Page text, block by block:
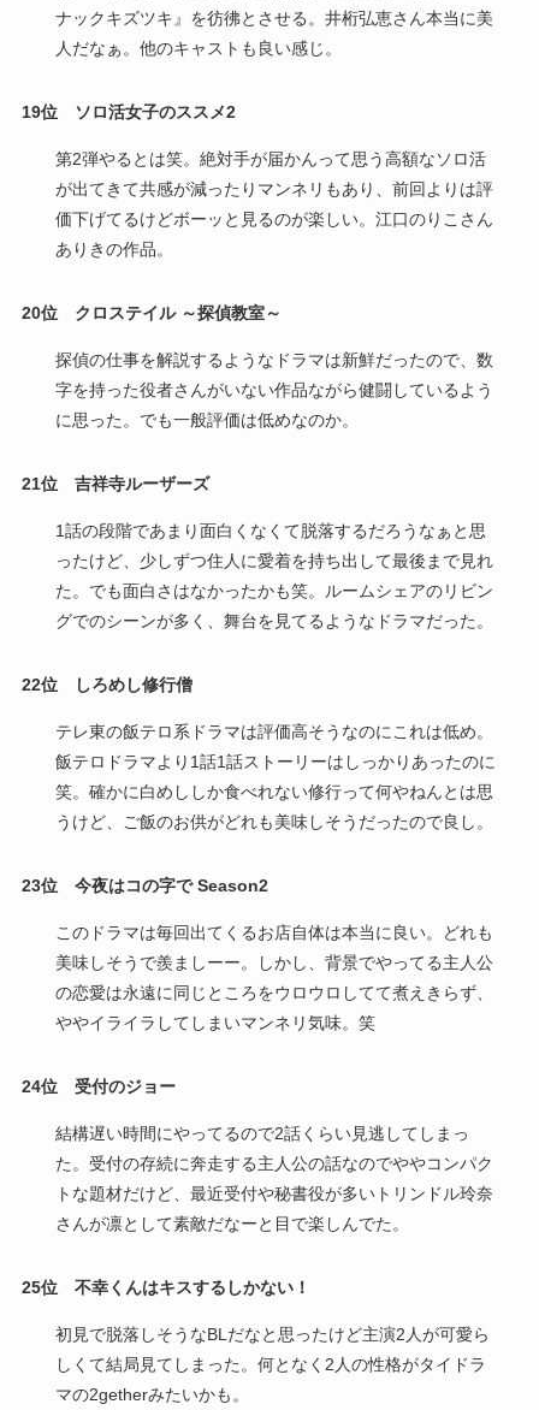
ナックキズツキ』を彷彿とさせる。井桁弘恵さん本当に美
人だなぁ。他のキャストも良い感じ。
19位 ソロ活女子のススメ2
第2弾やるとは笑。絶対手が届かんって思う高額なソロ活
が出てきて共感が減ったりマンネリもあり、前回よりは評
価下げてるけどボーッと見るのが楽しい。江口のりこさん
ありきの作品。
20位 クロステイル ～探偵教室～
探偵の仕事を解説するようなドラマは新鮮だったので、数
字を持った役者さんがいない作品ながら健闘しているよう
に思った。でも一般評価は低めなのか。
21位 吉祥寺ルーザーズ
1話の段階であまり面白くなくて脱落するだろうなぁと思
ったけど、少しずつ住人に愛着を持ち出して最後まで見れ
た。でも面白さはなかったかも笑。ルームシェアのリビン
グでのシーンが多く、舞台を見てるようなドラマだった。
22位 しろめし修行僧
テレ東の飯テロ系ドラマは評価高そうなのにこれは低め。
飯テロドラマより1話1話ストーリーはしっかりあったのに
笑。確かに白めししか食べれない修行って何やねんとは思
うけど、ご飯のお供がどれも美味しそうだったので良し。
23位 今夜はコの字で Season2
このドラマは毎回出てくるお店自体は本当に良い。どれも
美味しそうで羨ましーー。しかし、背景でやってる主人公
の恋愛は永遠に同じところをウロウロしてて煮えきらず、
ややイライラしてしまいマンネリ気味。笑
24位 受付のジョー
結構遅い時間にやってるので2話くらい見逃してしまっ
た。受付の存続に奔走する主人公の話なのでややコンパク
トな題材だけど、最近受付や秘書役が多いトリンドル玲奈
さんが凛として素敵だなーと目で楽しんでた。
25位 不幸くんはキスするしかない！
初見で脱落しそうなBLだなと思ったけど主演2人が可愛ら
しくて結局見てしまった。何となく2人の性格がタイドラ
マの2getherみたいかも。